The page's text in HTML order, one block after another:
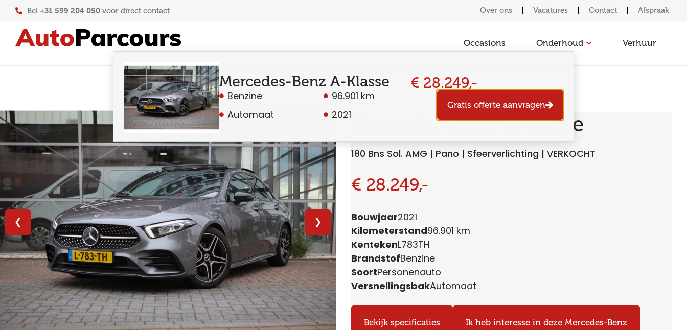
Bel +31 599 204 050voor direct contact Over ons Vacatures Contact Afspraak
Occasions Onderhoud Verhuur
❮ ❯
Mercedes-Benz A-Klasse
180 Bns Sol. AMG | Pano | Sfeerverlichting | VERKOCHT
€ 28.249,-
Bouwjaar2021
Kilometerstand96.901 km
KentekenL783TH
BrandstofBenzine
SoortPersonenauto
VersnellingsbakAutomaat
Bekijk specificaties Ik heb interesse in deze Mercedes-Benz
Mercedes-Benz A-Klasse
Benzine
Automaat
96.901 km
2021
€ 28.249,-
Gratis offerte aanvragen